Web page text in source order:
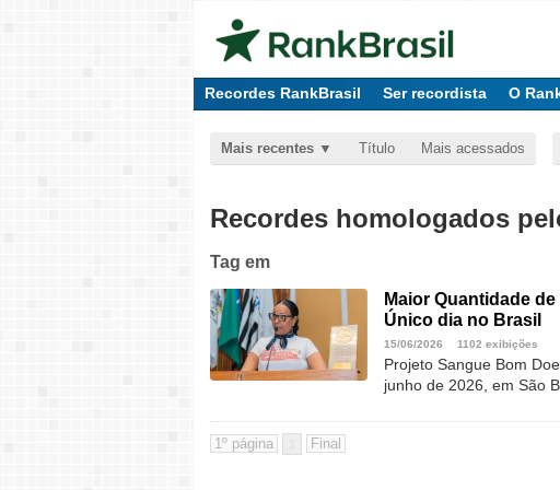
Recordes RankBrasil Ser recordista O
Mais recentes Título Mais acessados
Recordes homologados
Tag em
Maior Quantidade
Único dia no Brasil
15/06/2026 1102 exibições
Projeto Sangue Bom
junho de 2026, em São